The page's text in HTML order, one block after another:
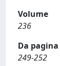
Volume
236
Da pagina
249-252